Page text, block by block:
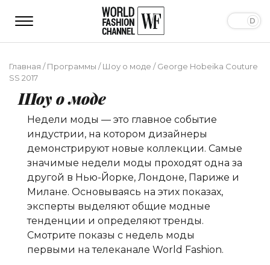
Главная /Программы /Шоу о моде /George Hobeika Couture
SS 2017
Шоу о моде
Недели моды — это главное событие
индустрии, на котором дизайнеры
демонстрируют новые коллекции. Самые
значимые недели моды проходят одна за
другой в Нью-Йорке, Лондоне, Париже и
Милане. Основываясь на этих показах,
эксперты выделяют общие модные
тенденции и определяют тренды.
Смотрите показы с недель моды
первыми на телеканале World Fashion.